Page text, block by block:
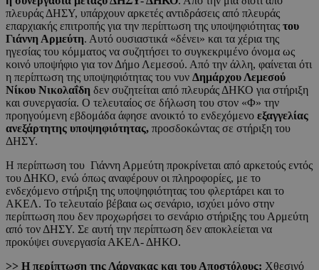
πλευράς ΔΗΣΥ, υπάρχουν αρκετές αντιδράσεις από πλευράς
επαρχιακής επιτροπής για την περίπτωση της υποψηφιότητας του
Γιάννη Αρμεύτη. Αυτό ουσιαστικά «δένει» και τα χέρια της
ηγεσίας του κόμματος να συζητήσει το συγκεκριμένο όνομα ως
κοινό υποψήφιο για τον Δήμο Λεμεσού. Από την άλλη, φαίνεται ότι
η περίπτωση της υποψηφιότητας του νυν Δημάρχου Λεμεσού
Νίκου Νικολαΐδη δεν συζητείται από πλευράς ΔΗΚΟ για στήριξη
και συνεργασία. Ο τελευταίος σε δήλωση του στον «Φ» την
προηγούμενη εβδομάδα άφησε ανοικτό το ενδεχόμενο εξαγγελίας
ανεξάρτητης υποψηφιότητας, προσδοκώντας σε στήριξη του
ΔΗΣΥ.
Η περίπτωση του Γιάννη Αρμεύτη προκρίνεται από αρκετούς εντός
του ΔΗΚΟ, ενώ όπως αναφέρουν οι πληροφορίες, με το
ενδεχόμενο στήριξη της υποψηφιότητας του φλερτάρει και το
ΑΚΕΛ. Το τελευταίο βέβαια ως σενάριο, ισχύει μόνο στην
περίπτωση που δεν προχωρήσει το σενάριο στήριξης του Αρμεύτη
από τον ΔΗΣΥ. Σε αυτή την περίπτωση δεν αποκλείεται να
προκύψει συνεργασία ΑΚΕΛ- ΔΗΚΟ.
>> Η περίπτωση της Λάρνακας και του Αποστόλους: Χθεσινό